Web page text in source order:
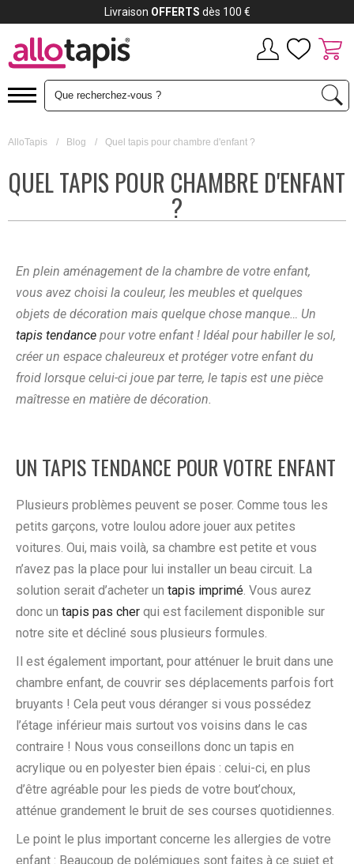
AlloTapis / Blog / Quel tapis pour chambre d'enfant ?
QUEL TAPIS POUR CHAMBRE D'ENFANT
?
En plein aménagement de la chambre de votre enfant,
vous avez choisi la couleur, les meubles et quelques
objets de décoration mais quelque chose manque… Un
tapis tendance pour votre enfant ! Idéal pour habiller le sol,
créer un espace chaleureux et protéger votre enfant du
froid lorsque celui-ci joue par terre, le tapis est une pièce
maîtresse en matière de décoration.
UN TAPIS TENDANCE POUR VOTRE ENFANT
Plusieurs problèmes peuvent se poser. Comme tous les
petits garçons, votre loulou adore jouer aux petites
voitures. Oui, mais voilà, sa chambre est petite et vous
n’avez pas la place pour lui installer un beau circuit. La
solution serait d’acheter un tapis imprimé . Vous aurez
donc un tapis pas cher qui est facilement disponible sur
notre site et décliné sous plusieurs formules.
Il est également important, pour atténuer le bruit dans une
chambre enfant, de couvrir ses déplacements parfois fort
bruyants ! Cela peut vous déranger si vous possédez
l’étage inférieur mais surtout vos voisins dans le cas
contraire ! Nous vous conseillons donc un tapis en
acrylique ou en polyester bien épais : celui-ci, en plus
d’être agréable pour les pieds de votre bout’choux,
atténue grandement le bruit de ses courses quotidiennes.
Le point le plus important concerne les allergies de votre
enfant : Beaucoup de polémiques sont faites à ce sujet et
LivraisonOFFERTS